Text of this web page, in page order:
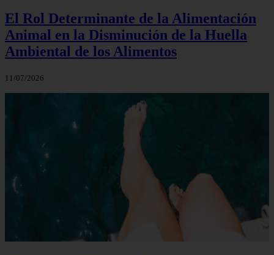
El Rol Determinante de la Alimentación
Animal en la Disminución de la Huella
Ambiental de los Alimentos
11/07/2026